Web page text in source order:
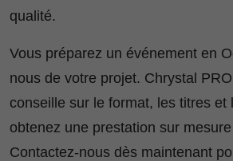
qualité.
Vous préparez un événement en
nous de votre projet. Chrystal
conseille sur le format, les titres et
obtenez une prestation sur
Contactez-nous dès maintenant